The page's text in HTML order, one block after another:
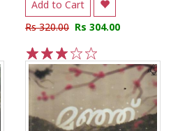
Add to Cart
Rs 320.00 Rs 304.00
5
4
3
2
1